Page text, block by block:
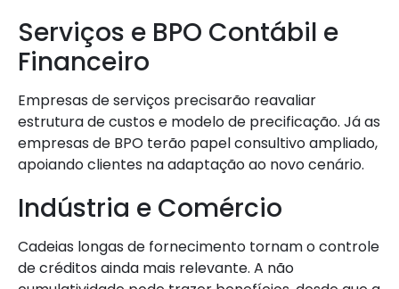
Serviços e BPO Contábil e
Financeiro
Empresas de serviços precisarão reavaliar
estrutura de custos e modelo de precificação. Já as
empresas de BPO terão papel consultivo ampliado,
apoiando clientes na adaptação ao novo cenário.
Indústria e Comércio
Cadeias longas de fornecimento tornam o controle
de créditos ainda mais relevante. A não